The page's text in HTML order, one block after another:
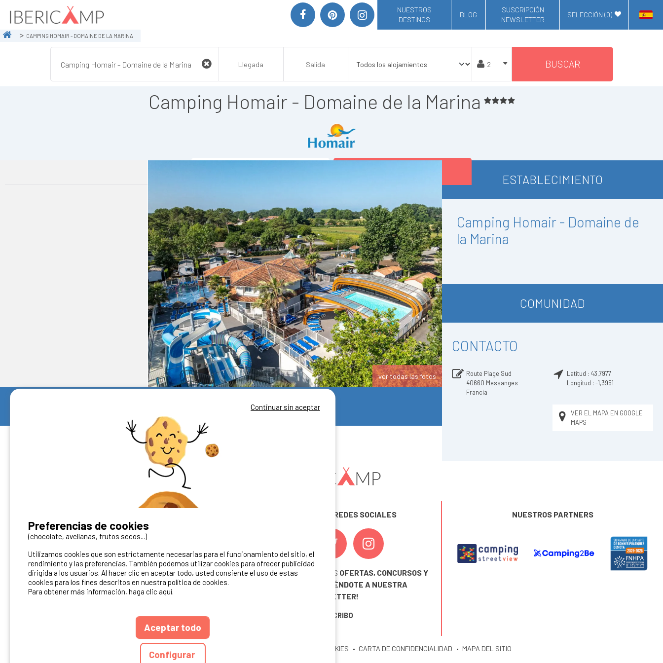
NUESTROS
DESTINOS
BLOG
SUSCRIPCIÓN
NEWSLETTER
SELECCIÓN (0)
CAMPING HOMAIR - DOMAINE DE LA MARINA
BUSCAR
Camping Homair - Domaine de la Marina
ver todas las fotos
ALOJAMIENTOS
ESTABLECIMIENTO
Camping Homair - Domaine de
la Marina
COMUNIDAD
CONTACTO
Route Plage Sud
40660 Messanges
Francia
Latitud : 43,7977
Longitud : -1,3951
VER EL MAPA EN GOOGLE
MAPS
Puedes difundirlo en nuestro sitio
Contacto Ibericamp
SÍGUENOS EN LAS REDES SOCIALES
¡ Y NO TE PIERDAS NUESTRAS OFERTAS, CONCURSOS Y
INSCRIBIÉNDOTE A NUESTRA
NEWSLETTER!
ME INSCRIBO
NUESTROS PARTNERS
CGU DEL SITIO COOKIES CARTA DE CONFIDENCIALIDAD MAPA DEL SITIO
Continuar sin aceptar
Preferencias de cookies
(chocolate, avellanas, frutos secos...)
Utilizamos cookies que son estrictamente necesarias para el funcionamiento del sitio, el
rendimiento y las preferencias. También podemos utilizar cookies para ofrecer publicidad
dirigida a los usuarios. Al hacer clic en aceptar todo, usted consiente el uso de estas
cookies para los fines descritos en nuestra política de cookies.
Para obtener más información, haga clic aquí.
Aceptar todo
Configurar